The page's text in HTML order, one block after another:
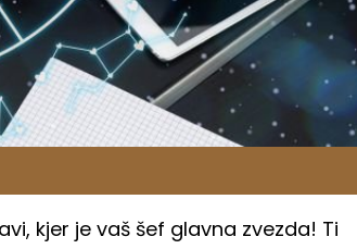
kjer je vaš šef glavna zvezda! Ti